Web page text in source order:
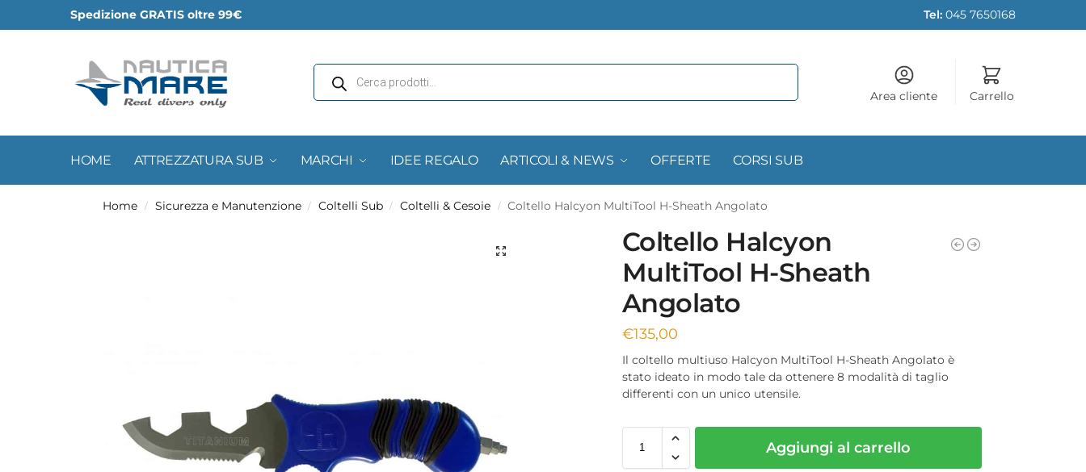
Spedizione GRATIS oltre 99€ Tel: 045 7650168
Area cliente Carrello
HOME ATTREZZATURA SUB MARCHI IDEE REGALO ARTICOLI & NEWS OFFERTE CORSI SUB
Home / Sicurezza e Manutenzione / Coltelli Sub / Coltelli & Cesoie / Coltello Halcyon MultiTool H-Sheath Angolato
Coltello Halcyon
MultiTool H-Sheath
Angolato
€135,00
Il coltello multiuso Halcyon MultiTool H-Sheath Angolato è
stato ideato in modo tale da ottenere 8 modalità di taglio
differenti con un unico utensile.
Aggiungi al carrello